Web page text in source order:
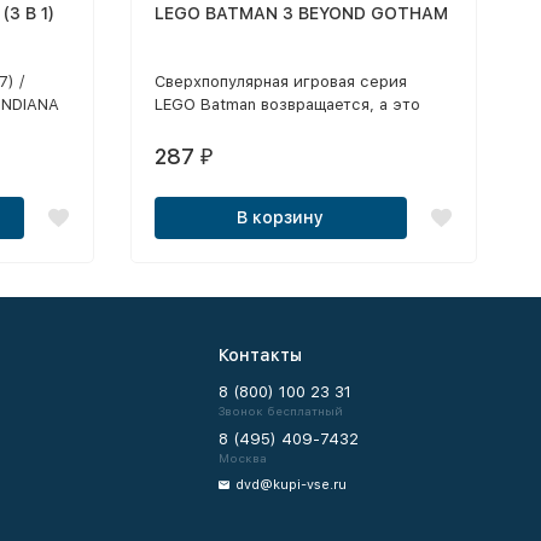
В 1)
/
LEGO BATMAN 3 BEYOND GOTHAM
Сверхпопулярная игровая серия
LEGO Batman возвращается, а это
приключение!
287 ₽
В корзину
Контакты
8 (800) 100 23 31
Звонок бесплатный
8 (495) 409-7432
Москва
dvd@kupi-vse.ru